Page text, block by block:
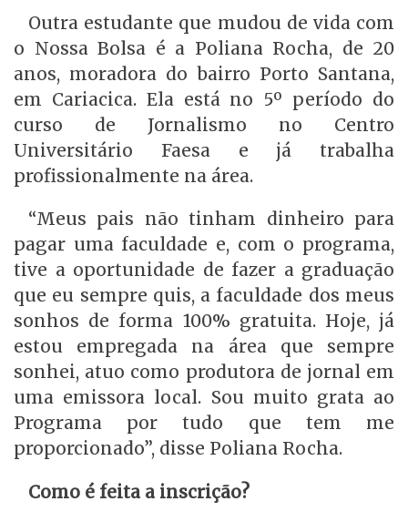
Outra estudante que mudou de vida com
o Nossa Bolsa é a Poliana Rocha, de 20
anos, moradora do bairro Porto Santana,
em Cariacica. Ela está no 5º período do
curso de Jornalismo no Centro
Universitário Faesa e já trabalha
profissionalmente na área.
“Meus pais não tinham dinheiro para
pagar uma faculdade e, com o programa,
tive a oportunidade de fazer a graduação
que eu sempre quis, a faculdade dos meus
sonhos de forma 100% gratuita. Hoje, já
estou empregada na área que sempre
sonhei, atuo como produtora de jornal em
uma emissora local. Sou muito grata ao
Programa por tudo que tem me
proporcionado”, disse Poliana Rocha.
Como é feita a inscrição?